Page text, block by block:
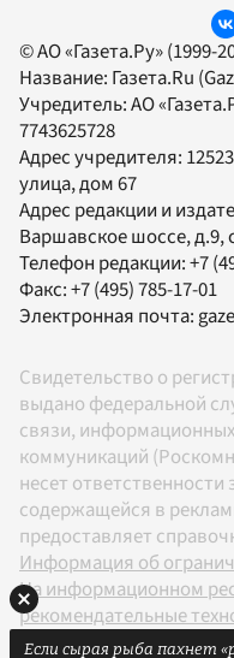
© АО «Газета.Ру» (1999-
Название: Газета.Ru
Учредитель:АО
7743625728
Адрес учредителя:
улица, дом 67
Адрес редакции и
Варшавское шоссе, д.9,
Телефон редакции:+7
Факс:+7 (495) 785-17-01
Электронная почта:
Свидетельство о
выдано федеральной
связи,
коммуникаций
несет
содержащейся в
предоставляет
Информация об
На информационном
рекомендательные
Правилами
Если сырая рыба пахнет